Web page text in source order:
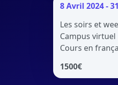
8 Avril 2024 -
Les soirs et
Campus virtuel
Cours en
1500€